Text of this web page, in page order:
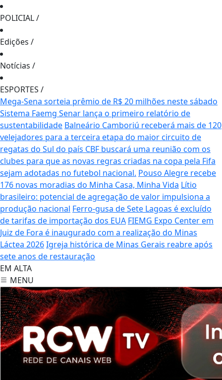
POLICIAL/
Edições /
Notícias /
ESPORTES /
Mega-Sena sorteia prêmio de R$ 20 milhões neste sábado
Sistema Faemg Senar lança o primeiro relatório de
sustentabilidade Balneário Camboriú receberá mais de 120
velejadores para a terceira etapa do maior circuito de
regatas do Sul do país CBF buscará uma reunião com os
clubes para que as novas regras criadas na copa pela Fifa
sejam adotadas no futebol nacional. Pouso Alegre recebe
176 novas moradias do Minha Casa, Minha Vida Lítio
brasileiro: potencial de agregação de valor impulsiona a
produção nacional Ferro-gusa de Sete Lagoas é excluído
de tarifas de importação dos EUA FIEMG Expo Center em
Juiz de Fora é inaugurado com a realização do Minas
Láctea 2026Igreja histórica de Minas Gerais reabre após
sete anos de restauração
EM ALTA
MENU